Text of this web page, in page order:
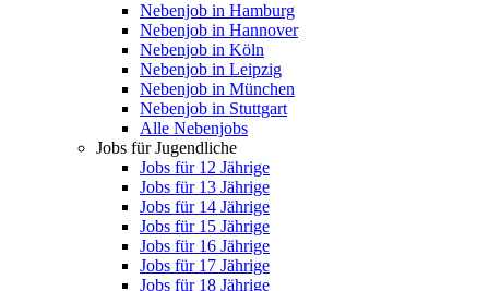
Nebenjob in Hamburg
Nebenjob in Hannover
Nebenjob in Köln
Nebenjob in Leipzig
Nebenjob in München
Nebenjob in Stuttgart
Alle Nebenjobs
Jobs für Jugendliche
Jobs für 12 Jährige
Jobs für 13 Jährige
Jobs für 14 Jährige
Jobs für 15 Jährige
Jobs für 16 Jährige
Jobs für 17 Jährige
Jobs für 18 Jährige